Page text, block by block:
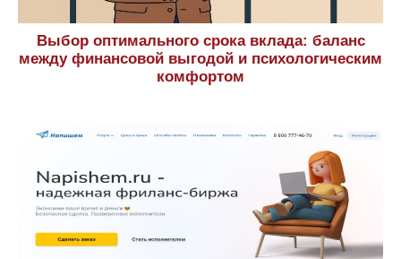
Выбор оптимального срока вклада: баланс
между финансовой выгодой и психологическим
комфортом